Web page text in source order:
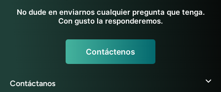
No dude en enviarnos cualquier pregunta que tenga.
Con gusto la responderemos.
Contáctenos
Contáctanos